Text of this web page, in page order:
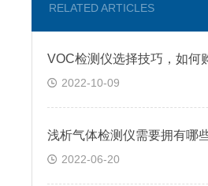
RELATED ARTICLES
2022-10-09
浅析气体检测仪需要拥有哪
2022-06-20